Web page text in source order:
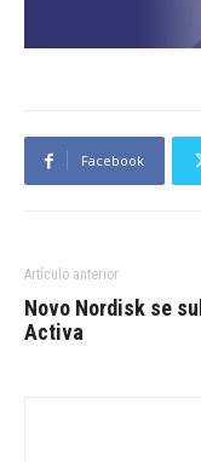
Facebook
Artículo anterior
Novo Nordisk se
Activa